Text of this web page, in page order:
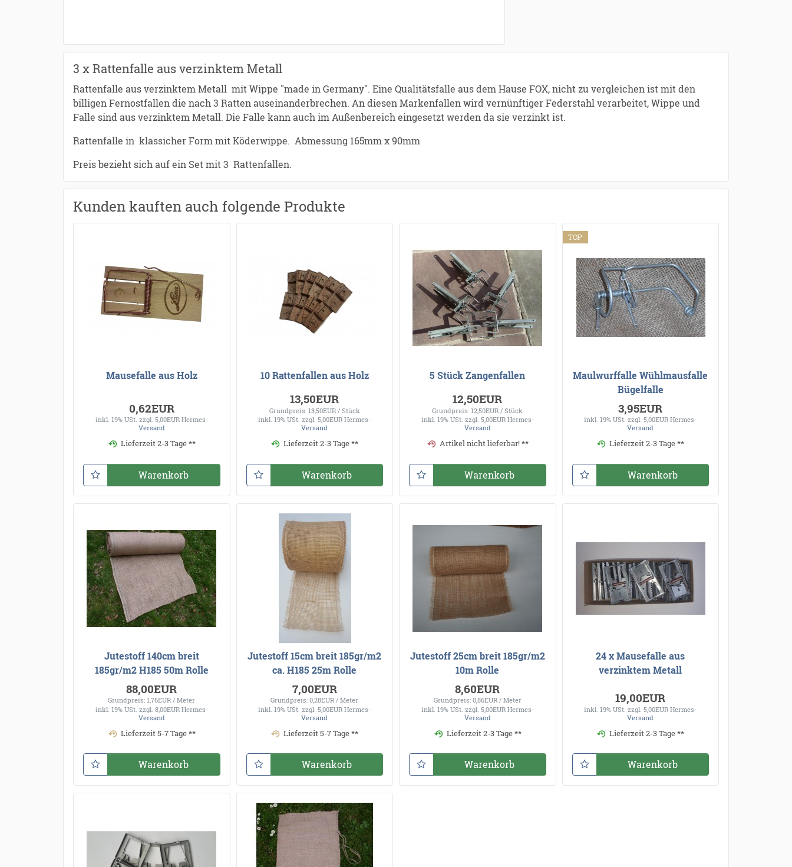
3 x Rattenfalle aus verzinktem Metall
Rattenfalle aus verzinktem Metall mit Wippe "made in Germany". Eine Qualitätsfalle aus dem Hause FOX, nicht zu vergleichen ist mit den
billigen Fernostfallen die nach 3 Ratten auseinanderbrechen. An diesen Markenfallen wird vernünftiger Federstahl verarbeitet, Wippe und
Falle sind aus verzinktem Metall. Die Falle kann auch im Außenbereich eingesetzt werden da sie verzinkt ist.
Rattenfalle in klassicher Form mit Köderwippe. Abmessung 165mm x 90mm
Preis bezieht sich auf ein Set mit 3 Rattenfallen.
Kunden kauften auch folgende Produkte
Mausefalle aus Holz
0,62EUR
inkl. 19% USt. zzgl. 5,00EUR Hermes-
Versand
Lieferzeit 2-3 Tage **
Warenkorb
10 Rattenfallen aus Holz
13,50EUR
Grundpreis: 13,50EUR / Stück
inkl. 19% USt. zzgl. 5,00EUR Hermes-
Versand
Lieferzeit 2-3 Tage **
Warenkorb
5 Stück Zangenfallen
12,50EUR
Grundpreis: 12,50EUR / Stück
inkl. 19% USt. zzgl. 5,00EUR Hermes-
Versand
Artikel nicht lieferbar! **
Warenkorb
TOP
Maulwurffalle Wühlmausfalle
Bügelfalle
3,95EUR
inkl. 19% USt. zzgl. 5,00EUR Hermes-
Versand
Lieferzeit 2-3 Tage **
Warenkorb
Jutestoff 140cm breit
185gr/m2 H185 50m Rolle
88,00EUR
Grundpreis: 1,76EUR / Meter
inkl. 19% USt. zzgl. 8,00EUR Hermes-
Versand
Lieferzeit 5-7 Tage **
Warenkorb
Jutestoff 15cm breit 185gr/m2
ca. H185 25m Rolle
7,00EUR
Grundpreis: 0,28EUR / Meter
inkl. 19% USt. zzgl. 5,00EUR Hermes-
Versand
Lieferzeit 5-7 Tage **
Warenkorb
Jutestoff 25cm breit 185gr/m2
10m Rolle
8,60EUR
Grundpreis: 0,86EUR / Meter
inkl. 19% USt. zzgl. 5,00EUR Hermes-
Versand
Lieferzeit 2-3 Tage **
Warenkorb
24 x Mausefalle aus
verzinktem Metall
19,00EUR
inkl. 19% USt. zzgl. 5,00EUR Hermes-
Versand
Lieferzeit 2-3 Tage **
Warenkorb